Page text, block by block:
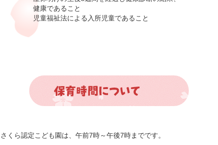
健康であること
児童福祉法による入所児童であること
くら認定こども園は、午前7時～午後7時までです。